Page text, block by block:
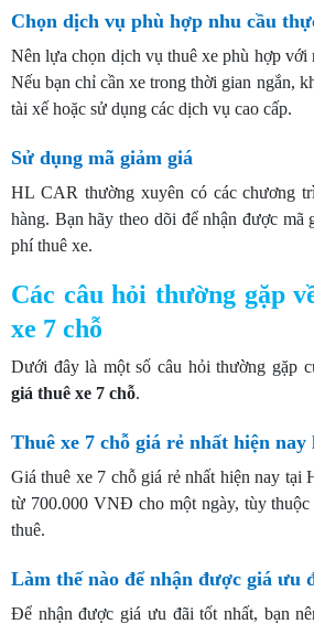
Chọn dịch vụ phù hợp nhu cầu
Nên lựa chọn dịch vụ thuê xe phù hợp với
Nếu bạn chỉ cần xe trong thời gian ngắn,
tài xế hoặc sử dụng các dịch vụ cao cấp.
Sử dụng mã giảm giá
HL CAR thường xuyên có các chương
hàng. Bạn hãy theo dõi để nhận được mã
phí thuê xe.
Các câu hỏi thường gặp
xe 7 chỗ
Dưới đây là một số câu hỏi thường gặp
giá thuê xe 7 chỗ.
Thuê xe 7 chỗ giá rẻ nhất hiện nay
Giá thuê xe 7 chỗ giá rẻ nhất hiện nay tại
từ 700.000 VNĐ cho một ngày, tùy
thuê.
Làm thế nào để nhận được giá ưu
Để nhận được giá ưu đãi tốt nhất, bạn